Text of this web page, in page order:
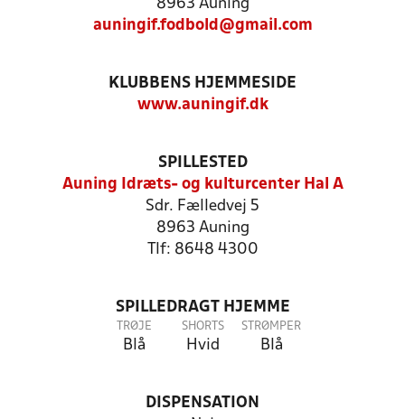
8963 Auning
auningif.fodbold@gmail.com
KLUBBENS HJEMMESIDE
www.auningif.dk
SPILLESTED
Auning Idræts- og kulturcenter Hal A
Sdr. Fælledvej 5
8963 Auning
Tlf: 8648 4300
SPILLEDRAGT HJEMME
TRØJE
Blå
SHORTS
Hvid
STRØMPER
Blå
DISPENSATION